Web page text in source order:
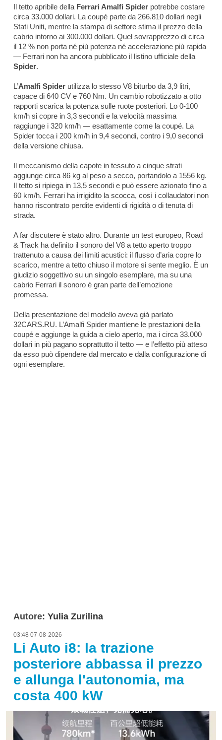
Il tetto apribile della Ferrari Amalfi Spider potrebbe costare
circa 33.000 dollari. La coupé parte da 266.810 dollari negli
Stati Uniti, mentre la stampa di settore stima il prezzo della
cabrio intorno ai 300.000 dollari. Quel sovrapprezzo di circa
il 12 % non porta né più potenza né accelerazione più rapida
— Ferrari non ha ancora pubblicato il listino ufficiale della
Spider.
L’Amalfi Spider utilizza lo stesso V8 biturbo da 3,9 litri,
capace di 640 CV e 760 Nm. Un cambio robotizzato a otto
rapporti scarica la potenza sulle ruote posteriori. Lo 0-100
km/h si copre in 3,3 secondi e la velocità massima
raggiunge i 320 km/h — esattamente come la coupé. La
Spider tocca i 200 km/h in 9,4 secondi, contro i 9,0 secondi
della versione chiusa.
Il meccanismo della capote in tessuto a cinque strati
aggiunge circa 86 kg al peso a secco, portandolo a 1556 kg.
Il tetto si ripiega in 13,5 secondi e può essere azionato fino a
60 km/h. Ferrari ha irrigidito la scocca, così i collaudatori non
hanno riscontrato perdite evidenti di rigidità o di tenuta di
strada.
A far discutere è stato altro. Durante un test europeo, Road
& Track ha definito il sonoro del V8 a tetto aperto troppo
trattenuto a causa dei limiti acustici: il flusso d’aria copre lo
scarico, mentre a tetto chiuso il motore si sente meglio. È un
giudizio soggettivo su un singolo esemplare, ma su una
cabrio Ferrari il sonoro è gran parte dell’emozione
promessa.
Della presentazione del modello aveva già parlato
32CARS.RU. L’Amalfi Spider mantiene le prestazioni della
coupé e aggiunge la guida a cielo aperto, ma i circa 33.000
dollari in più pagano soprattutto il tetto — e l’effetto più atteso
da esso può dipendere dal mercato e dalla configurazione di
ogni esemplare.
Autore: Yulia Zurilina
03:48 07-08-2026
Li Auto i8: la trazione
posteriore abbassa il prezzo
e allunga l'autonomia, ma
costa 400 kW